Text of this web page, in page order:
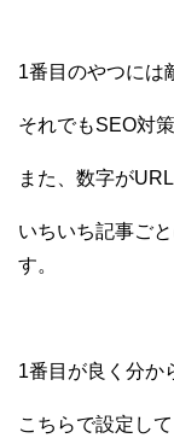
1番目のやつには
それでもSEO対
また、数字が
いちいち記事ご
す。
1番目が良く分か
こちらで設定し